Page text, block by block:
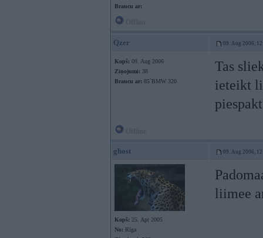
Braucu ar:
Qzer 09. Aug 2006,
Kopš: 09. Aug 2006
Ziņojumi: 38
Braucu ar: 85`BMW 320
Tas
ieteikt
ghost 09. Aug 2006,
Kopš: 25. Apr 2005
No: Rīga
liimee